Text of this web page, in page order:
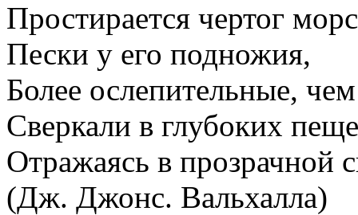
Простирается чертог
Пески у его подножия,
Более ослепительные,
Сверкали в глубоких
Отражаясь в прозрачной
(Дж. Джонс. Вальхалла)